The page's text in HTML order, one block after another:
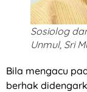
Sosiolog
Unmul, Sri
Bila mengacu
berhak